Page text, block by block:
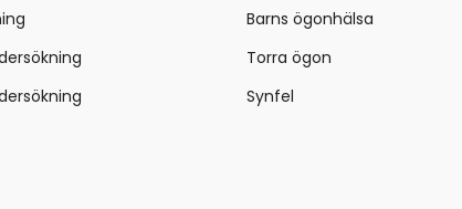
Barns ögonhälsa
Torra ögon
Synfel